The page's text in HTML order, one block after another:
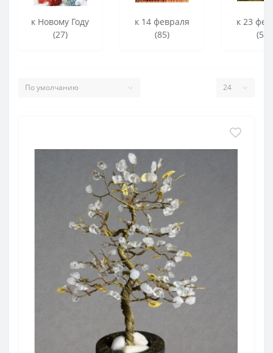
к Новому Году
(27)
к 14 февраля
(85)
к 23
(56)